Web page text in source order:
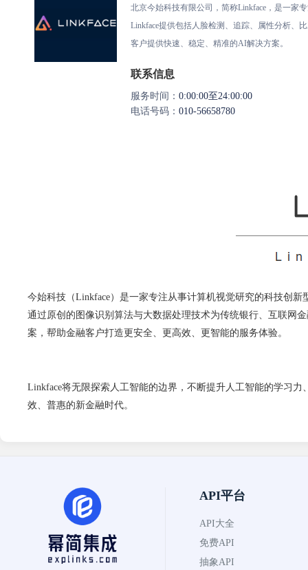
北京今始科技有限公司，简称Linkface，是一家
Linkface提供包括人脸检测、追踪、属性分析、
客户提供快速、稳定、精准的AI解决方案。
联系信息
服务时间： 0:00:00至24:00:00
电话号码： 010-56658780
今始科技（Linkface）是一家专注从事计算机视觉研究的科技创
通过原创的图像识别算法与大数据处理技术为传统银行、互联网
案，帮助金融客户打造更安全、更高效、更智能的服务体验。
Linkface将无限探索人工智能的边界，不断提升人工智能的学习
效、普惠的新金融时代。
API平台
API大全
免费API
抽象API